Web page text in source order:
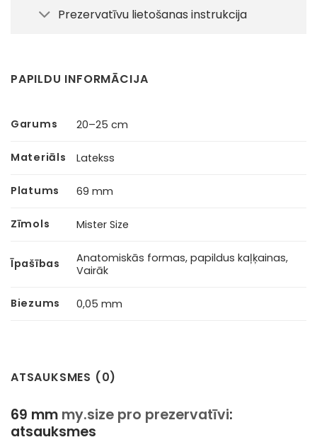
Prezervatīvu lietošanas instrukcija
PAPILDU INFORMĀCIJA
Garums 20–25 cm
Materiāls Latekss
Platums 69 mm
Zīmols Mister Size
Īpašības
Anatomiskās formas, papildus kaļķainas,
Vairāk
Biezums 0,05 mm
ATSAUKSMES (0)
69 mm my.size pro prezervatīvi:
atsauksmes